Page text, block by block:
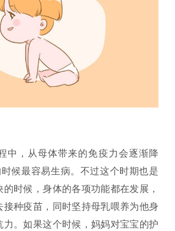
中，从母体带来的免疫力会逐渐降
候最容易生病。不过这个时期也是
时候，身体的各项功能都在发展，
接种疫苗，同时坚持母乳喂养为他身
力。如果这个时候，妈妈对宝宝的护